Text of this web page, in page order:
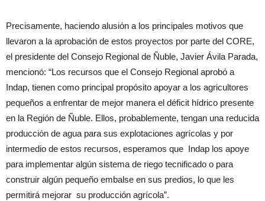
Precisamente, haciendo alusión a los principales motivos que
llevaron a la aprobación de estos proyectos por parte del CORE,
el presidente del Consejo Regional de Ñuble, Javier Ávila Parada,
mencionó: “Los recursos que el Consejo Regional aprobó a
Indap, tienen como principal propósito apoyar a los agricultores
pequeños a enfrentar de mejor manera el déficit hídrico presente
en la Región de Ñuble. Ellos, probablemente, tengan una reducida
producción de agua para sus explotaciones agrícolas y por
intermedio de estos recursos, esperamos que Indap los apoye
para implementar algún sistema de riego tecnificado o para
construir algún pequeño embalse en sus predios, lo que les
permitirá mejorar su producción agrícola”.